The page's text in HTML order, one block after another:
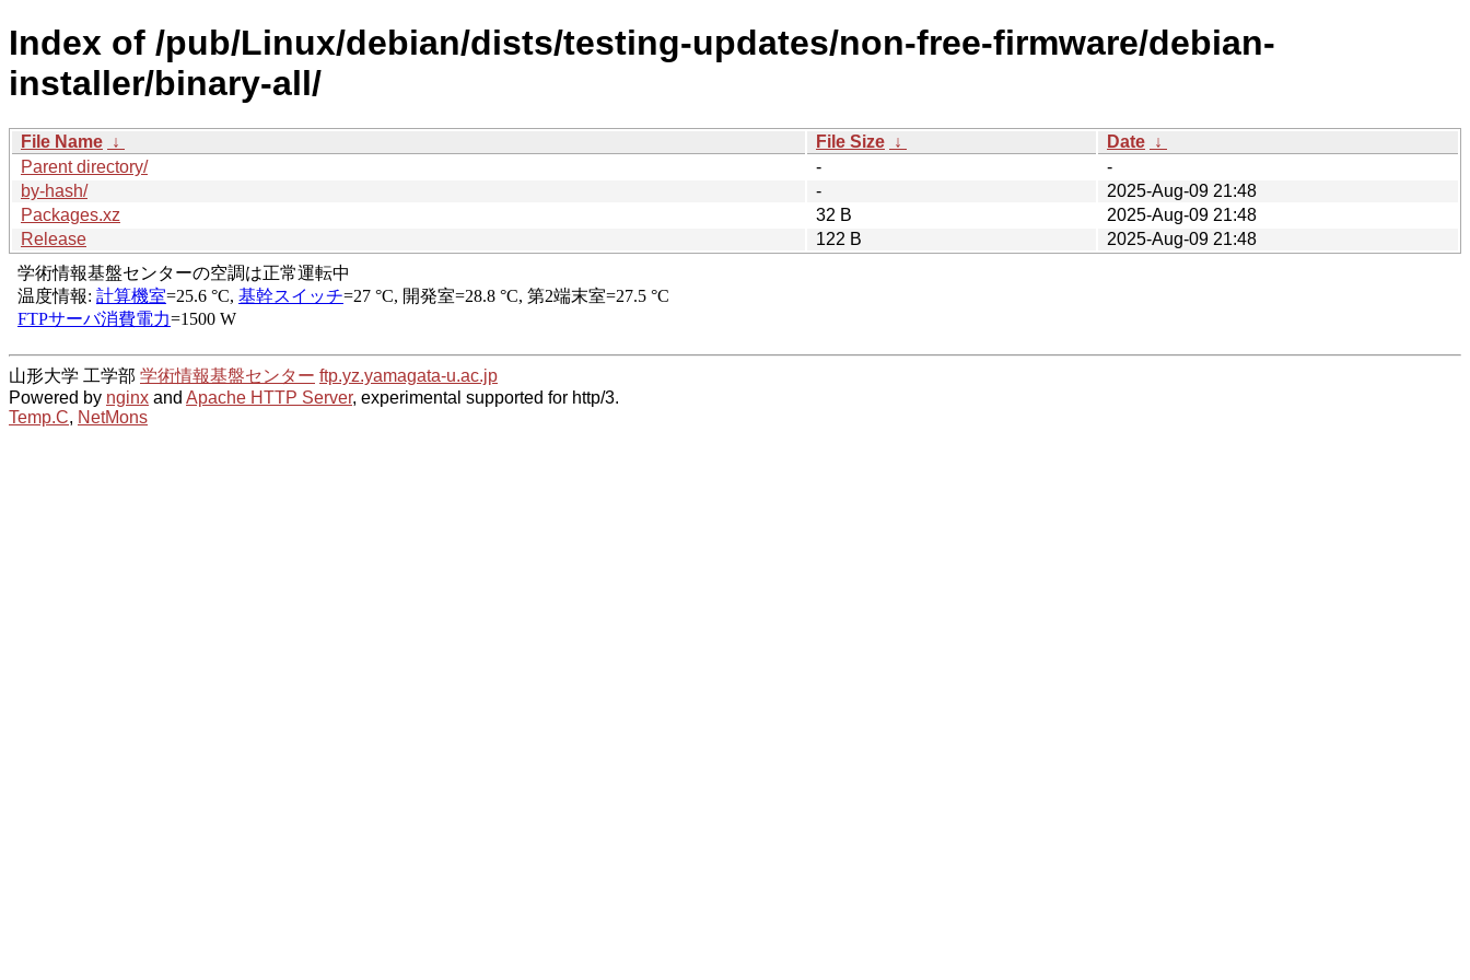
Index of /pub/Linux/debian/dists/testing-updates/non-free-firmware/debian-
installer/binary-all/
File Name ↓ File Size ↓ Date ↓
Parent directory/
-
-
by-hash/
-
2025-Aug-09 21:48
Packages.xz
32 B
2025-Aug-09 21:48
Release
122 B 2025-Aug-09 21:48
山形大学 工学部 学術情報基盤センター ftp.yz.yamagata-u.ac.jp
Powered by nginx and Apache HTTP Server, experimental supported for http/3.
Temp.C, NetMons